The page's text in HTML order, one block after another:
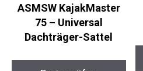
ASMSW KajakMaster
75 – Universal